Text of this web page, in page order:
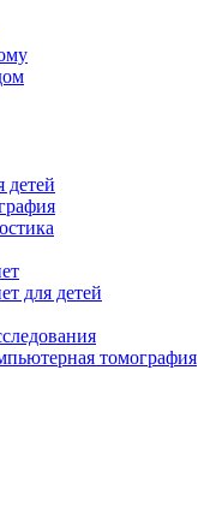
детей
для детей
томография